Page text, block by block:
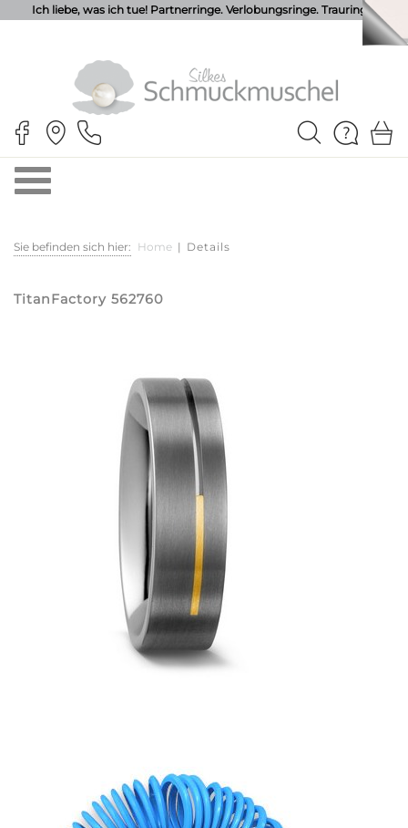
Ich liebe, was ich tue! Partnerringe. Verlobungsringe. Trauringe.
Sie befinden sich hier: Home | Details
TitanFactory 562760